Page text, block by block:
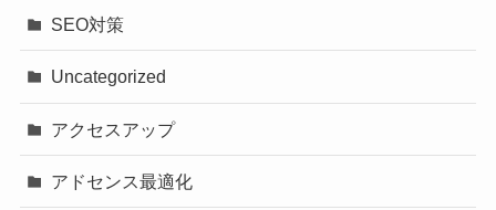
SEO対策
Uncategorized
アクセスアップ
アドセンス最適化